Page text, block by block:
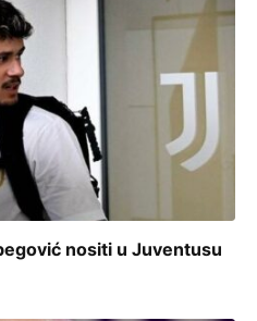
nositi u Juventusu